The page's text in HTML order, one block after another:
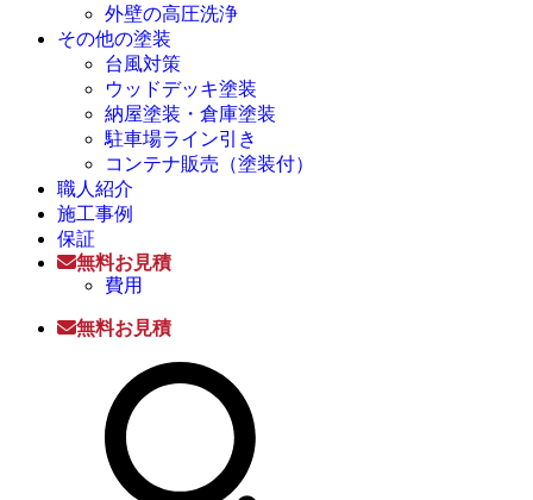
外壁の高圧洗浄
その他の塗装
台風対策
ウッドデッキ塗装
納屋塗装・倉庫塗装
駐車場ライン引き
コンテナ販売（塗装付）
職人紹介
施工事例
保証
無料お見積
費用
無料お見積